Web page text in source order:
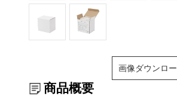
画像ダウンロ
商品概要